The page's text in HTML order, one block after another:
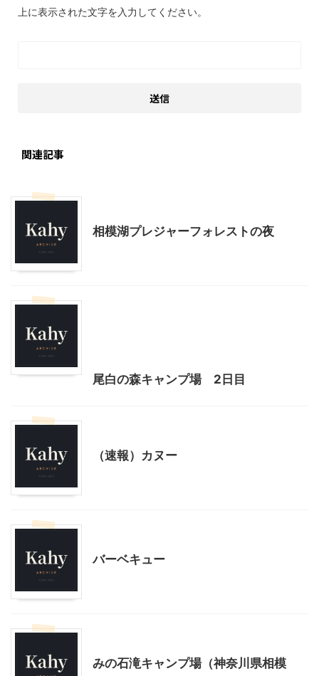
上に表示された文字を入力してください。
関連記事
相模湖プレジャーフォレストの夜
尾白の森キャンプ場 2日目
（速報）カヌー
バーベキュー
みの石滝キャンプ場（神奈川県相模